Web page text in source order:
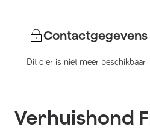
Contactgegevens
Dit dier is niet meer beschikbaar
Verhuishond